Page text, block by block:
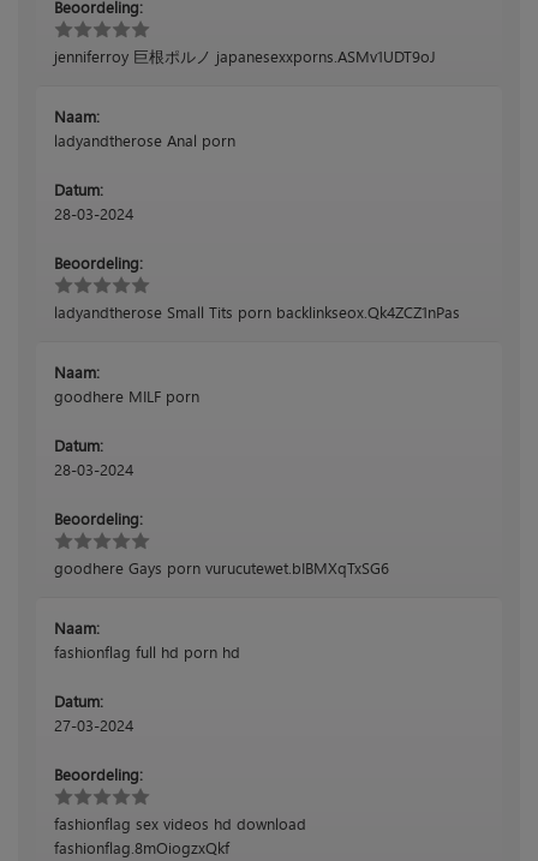
Beoordeling:
jenniferroy 巨根ポルノ japanesexxporns.ASMv1UDT9oJ
Naam:
ladyandtherose Anal porn
Datum:
28-03-2024
Beoordeling:
ladyandtherose Small Tits porn backlinkseox.Qk4ZCZ1nPas
Naam:
goodhere MILF porn
Datum:
28-03-2024
Beoordeling:
goodhere Gays porn vurucutewet.bIBMXqTxSG6
Naam:
fashionflag full hd porn hd
Datum:
27-03-2024
Beoordeling:
fashionflag sex videos hd download
fashionflag.8mOiogzxQkf